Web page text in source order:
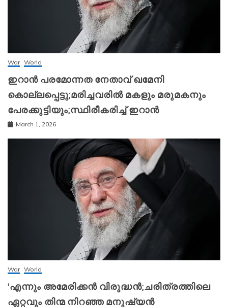
War World
ഇറാന്‍ പരമോന്നത നേതാവ് ഖമേനി
കൊല്ലപ്പെട്ടു;മരിച്ചവരിൽ മകളും മരുമകനും
പേരക്കുട്ടിയും;സ്ഥിരീകരിച്ച് ഇറാന്‍
March 1, 2026
War World
‘എന്നും അമേരിക്കന്‍ വിരുദ്ധന്‍;ചരിത്രത്തിലെ
ഏറ്റവും തിന്മ നിറഞ്ഞ മനുഷ്യന്‍